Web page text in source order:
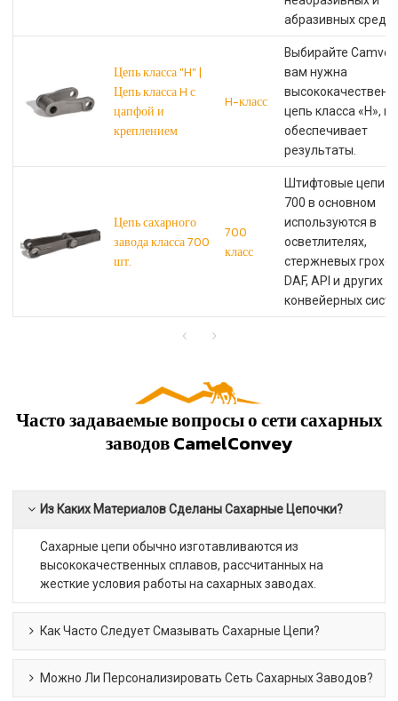
абразивных
Цепь класса "H" |
Цепь класса H с
цапфой и
креплением
H-класс
Выбирайте
вам нужна
цепь класса «H»,
обеспечивает
результаты.
Цепь сахарного
завода класса 700
шт.
700
класс
Штифтовые цепи
700 в основном
используются в
осветлителях,
стержневых
DAF, API и других
конвейерных
Часто задаваемые вопросы о сети сахарных
заводов CamelConvey
Из Каких Материалов Сделаны Сахарные Цепочки?
Сахарные цепи обычно изготавливаются из
высококачественных сплавов, рассчитанных на
жесткие условия работы на сахарных заводах.
Как Часто Следует Смазывать Сахарные Цепи?
Можно Ли Персонализировать Сеть Сахарных Заводов?